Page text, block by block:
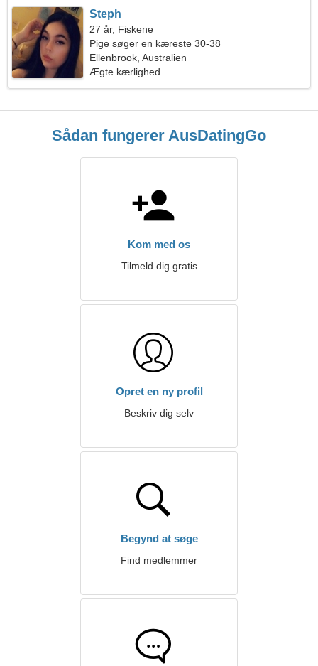
Steph
27 år, Fiskene
Pige søger en kæreste 30-38
Ellenbrook, Australien
Ægte kærlighed
Sådan fungerer AusDatingGo
Kom med os
Tilmeld dig gratis
Opret en ny profil
Beskriv dig selv
Begynd at søge
Find medlemmer